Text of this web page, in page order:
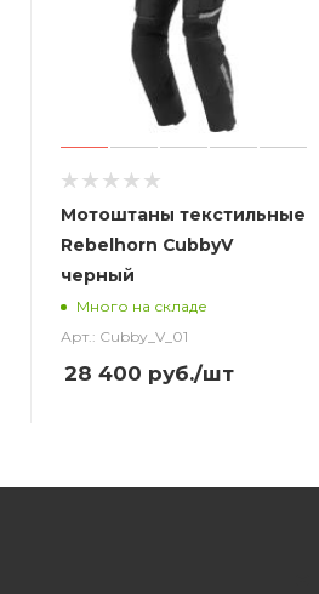
Мотоштаны текстильные
Rebelhorn CubbyV
черный
Много на складе
Арт.: Cubby_V_01
28 400 руб./шт